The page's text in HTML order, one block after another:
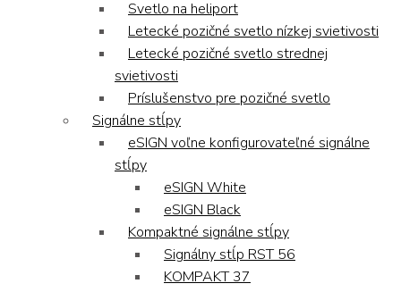
Svetlo na heliport
Letecké pozičné svetlo nízkej svietivosti
Letecké pozičné svetlo strednej
svietivosti
Príslušenstvo pre pozičné svetlo
Signálne stĺpy
eSIGN voľne konfigurovateľné signálne
stĺpy
eSIGN White
eSIGN Black
Kompaktné signálne stĺpy
Signálny stĺp RST 56
KOMPAKT 37